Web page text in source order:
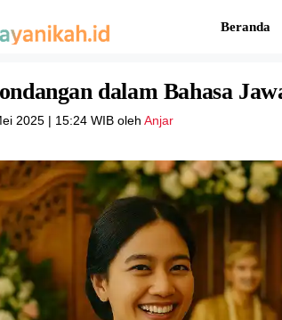
Beranda
dalam Bahasa
2025 | 15:24 WIB oleh Anjar